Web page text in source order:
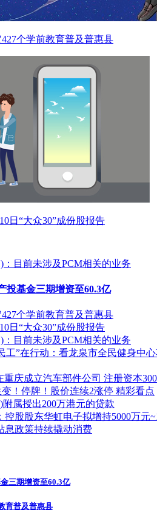
个学前教育普及普惠县
日“大众30”成份股报告
：目前未涉及PCM相关的业务
投基金三期增资至60.3亿
个学前教育普及普惠县
日“大众30”成份股报告
：目前未涉及PCM相关的业务
工”在行动：看龙泉市全民健身中
庆成立汽车部件公司 注册资本
！停牌！股价连续2涨停 精彩看点
附属授出200万港元的贷款
控股股东华虹电子拟增持5000万元
息政策持续撬动消费
三期增资至60.3亿
育普及普惠县